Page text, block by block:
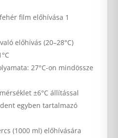
film előhívása 1
előhívás (20–28°C)
27°C-on mindössze
±6°C állítással
egyben tartalmazó
(1000 ml) előhívására